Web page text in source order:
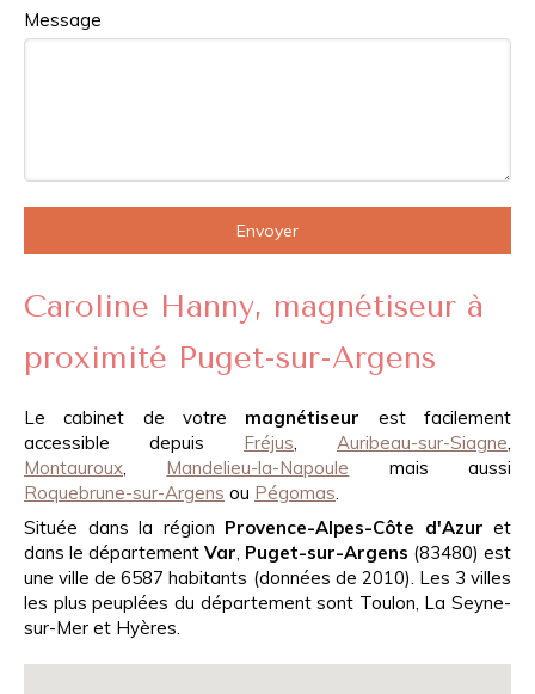
Message
Envoyer
Caroline Hanny, magnétiseur à
proximité Puget-sur-Argens
Le cabinet de votre magnétiseur est facilement
accessible depuis Fréjus, Auribeau-sur-Siagne,
Montauroux, Mandelieu-la-Napoule mais aussi
Roquebrune-sur-Argens ou Pégomas.
Située dans la région Provence-Alpes-Côte d'Azur et
dans le département Var, Puget-sur-Argens (83480) est
une ville de 6587 habitants (données de 2010). Les 3 villes
les plus peuplées du département sont Toulon, La Seyne-
sur-Mer et Hyères.